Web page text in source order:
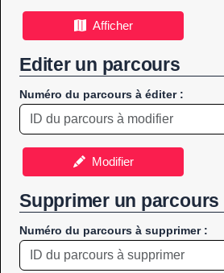
Afficher
Editer un parcours
Numéro du parcours à éditer :
Modifier
Supprimer un parcours
Numéro du parcours à supprimer :